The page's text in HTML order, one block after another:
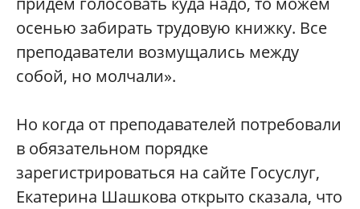
осенью забирать трудовую книжку. Все
преподаватели возмущались между
собой, но молчали».
Но когда от преподавателей потребовали
в обязательном порядке
зарегистрироваться на сайте Госуслуг,
Екатерина Шашкова открыто сказала, что